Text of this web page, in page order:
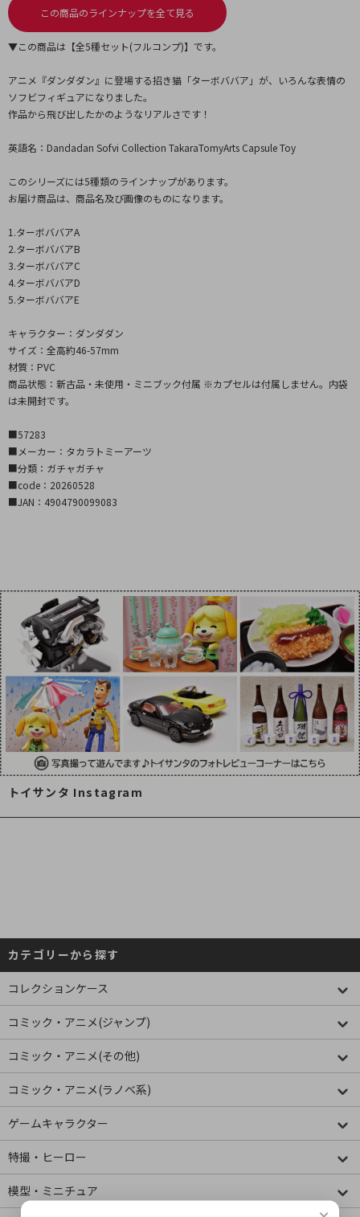
この商品のラインナップを全て見る
▼この商品は【全5種セット(フルコンプ)】です。
アニメ『ダンダダン』に登場する招き猫「ターボババア」が、いろんな表情の
ソフビフィギュアになりました。
作品から飛び出したかのようなリアルさです！
英語名：Dandadan Sofvi Collection TakaraTomyArts Capsule Toy
このシリーズには5種類のラインナップがあります。
お届け商品は、商品名及び画像のものになります。
1.ターボババアA
2.ターボババアB
3.ターボババアC
4.ターボババアD
5.ターボババアE
キャラクター：ダンダダン
サイズ：全高約46-57mm
材質：PVC
商品状態：新古品・未使用・ミニブック付属 ※カプセルは付属しません。内袋
は未開封です。
■57283
■メーカー：タカラトミーアーツ
■分類：ガチャガチャ
■code：20260528
■JAN：4904790099083
トイサンタ Instagram
カテゴリーから探す
コレクションケース
コミック・アニメ(ジャンプ)
コミック・アニメ(その他)
コミック・アニメ(ラノベ系)
ゲームキャラクター
特撮・ヒーロー
模型・ミニチュア